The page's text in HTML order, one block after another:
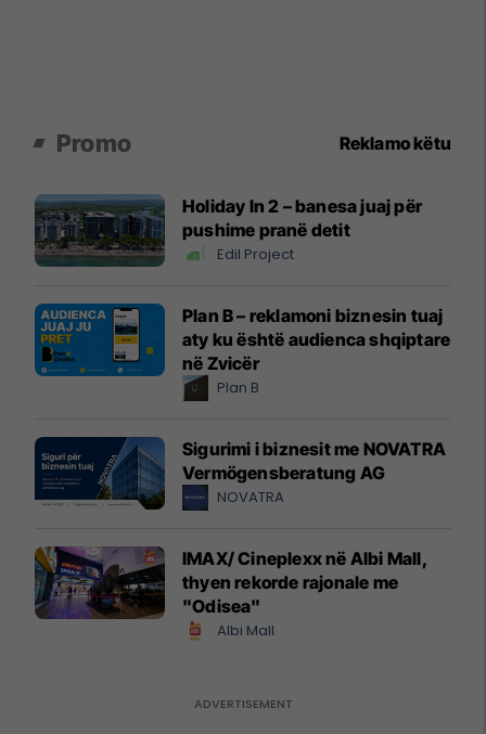
Promo Reklamo këtu
Holiday In 2 – banesa juaj për
pushime pranë detit
Edil Project
Plan B – reklamoni biznesin tuaj
aty ku është audienca shqiptare
në Zvicër
Plan B
Sigurimi i biznesit me NOVATRA
Vermögensberatung AG
NOVATRA
IMAX/ Cineplexx në Albi Mall,
thyen rekorde rajonale me
"Odisea"
Albi Mall